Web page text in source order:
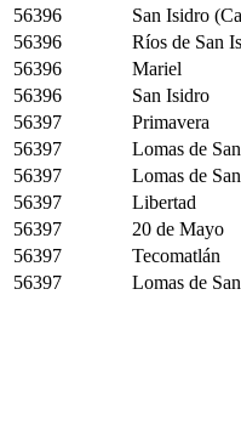
56396
San Isidro
56396
Ríos de San
56396
Mariel
56396
San Isidro
56397
Primavera
56397
Lomas de
56397
Lomas de
56397
Libertad
56397
20 de Mayo
56397
Tecomatlán
56397
Lomas de